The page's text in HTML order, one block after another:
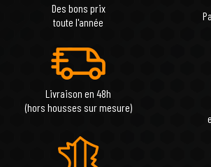
Des bons prix
toute l'année
Livraison en 48h
(hors housses sur mesure)